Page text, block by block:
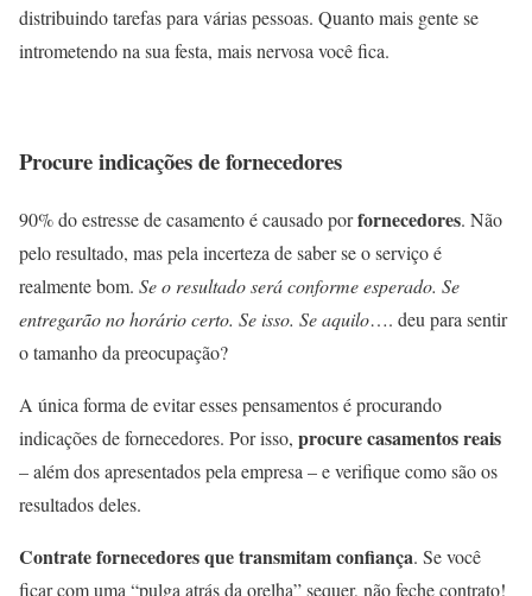
distribuindo tarefas para várias pessoas. Quanto mais gente se
intrometendo na sua festa, mais nervosa você fica.
Procure indicações de fornecedores
90% do estresse de casamento é causado porfornecedores. Não
pelo resultado, mas pela incerteza de saber se o serviço é
realmente bom. Se o resultado será conforme esperado. Se
entregarão no horário certo. Se isso. Se aquilo…. deu para sentir
o tamanho da preocupação?
A única forma de evitar esses pensamentos é procurando
indicações de fornecedores. Por isso, procure casamentos reais
– além dos apresentados pela empresa – e verifique como são os
resultados deles.
Contrate fornecedores que transmitam confiança. Se você
ficar com uma “pulga atrás da orelha” sequer, não feche contrato!